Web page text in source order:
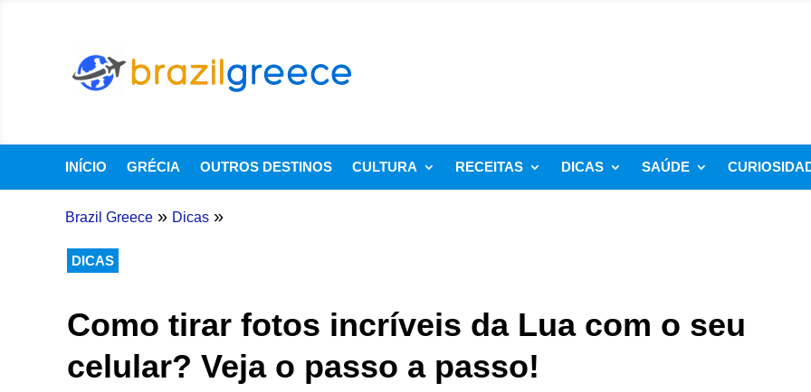
INÍCIO GRÉCIA OUTROS DESTINOS CULTURA RECEITAS DICAS SAÚDE
Brazil Greece » Dicas »
DICAS
Como tirar fotos incríveis da Lua com o seu
celular? Veja o passo a passo!